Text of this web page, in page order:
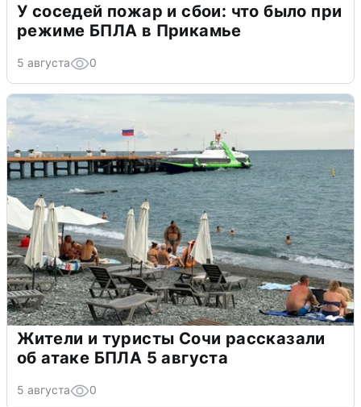
У соседей пожар и сбои: что было при
режиме БПЛА в Прикамье
5 августа 0
Жители и туристы Сочи рассказали
об атаке БПЛА 5 августа
5 августа 0